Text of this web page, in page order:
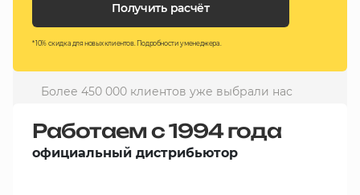
10 000 ₽
+7(495) 988-86-47
sales@stroyholding.ru
Max
Телеграм
Получить расчёт
* 10% скидка для новых клиентов. Подробности у менеджера.
Более 450 000 клиентов уже выбрали нас
Работаем с 1994 года
официальный дистрибьютор